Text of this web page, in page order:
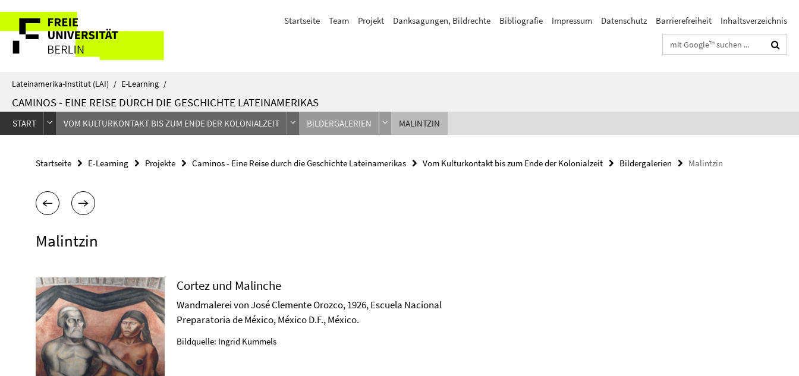
direkt
Inhalt
Service-
Navigation
Startseite Team Projekt Danksagungen, Bildrechte Bibliografie Impressum Datenschutz Barrierefreiheit
Inhaltsverzeichnis
Suchbegriffe
Lateinamerika-Institut (LAI) / E-Learning /
CAMINOS - EINE REISE DURCH DIE GESCHICHTE LATEINAMERIKAS
START VOM KULTURKONTAKT BIS ZUM ENDE DER KOLONIALZEIT BILDERGALERIEN MALINTZIN
Startseite E-Learning Projekte Caminos - Eine Reise durch die Geschichte Lateinamerikas Vom Kulturkontakt bis zum Ende der Kolonialzeit Bildergalerien Malintzin
Malintzin
Cortez und Malinche
Wandmalerei von José Clemente Orozco, 1926, Escuela Nacional
Preparatoria de México, México D.F., México.
Bildquelle: Ingrid Kummels